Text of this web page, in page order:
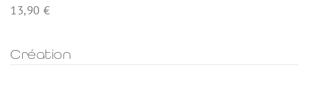
13,90 €
Création